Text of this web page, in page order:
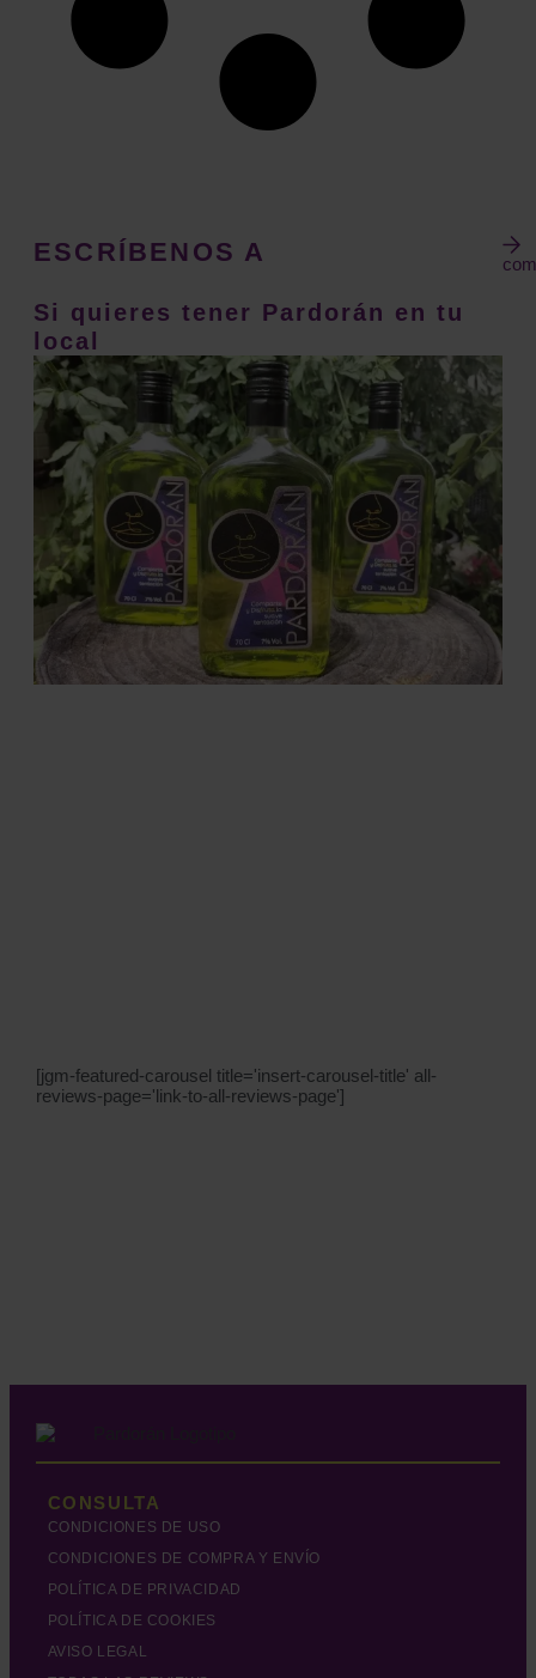
ESCRÍBENOS A
Si quieres tener Pardorán en tu
local
[jgm-featured-carousel title='insert-carousel-title' all-
reviews-page='link-to-all-reviews-page']
CONSULTA
CONDICIONES DE USO
CONDICIONES DE COMPRA Y ENVÍO
POLÍTICA DE PRIVACIDAD
POLÍTICA DE COOKIES
AVISO LEGAL